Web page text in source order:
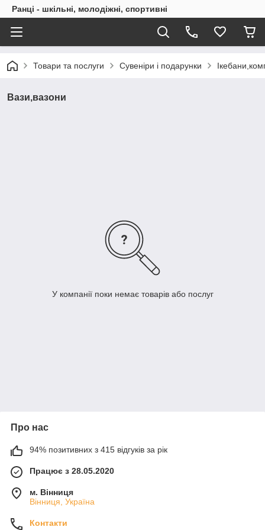
Ранці - шкільні, молодіжні, спортивні
Товари та послуги Сувеніри і подарунки
Вази,вазони
У компанії поки немає товарів або послуг
Про нас
94% позитивних з 415 відгуків за рік
Працює з 28.05.2020
м. Вінниця
Вінниця, Україна
Контакти